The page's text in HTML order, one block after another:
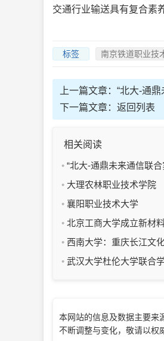
交通行业输送具有复合素
标签 南京铁道职业技
上一篇文章： “北大-通
下一篇文章： 返回列表
相关阅读
“北大-通鼎未来通信联合
大理农林职业技术学院
襄阳职业技术大学
北京工商大学成立新材
西南大学：重庆长江文
武汉大学杜伦大学联合
本网站的信息及数据主要来
不断调整与变化，敬请以权